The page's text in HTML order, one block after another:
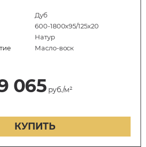
Дуб
600-1800x95/125x20
Натур
Масло-воск
065руб./м²
КУПИТЬ